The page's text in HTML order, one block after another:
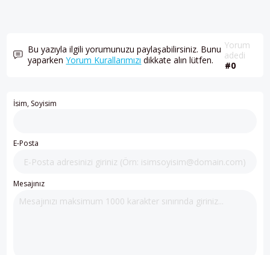
Bu yazıyla ilgili yorumunuzu paylaşabilirsiniz. Bunu
yaparkenYorum Kurallarımızı dikkate alın lütfen.
Yorum
adedi
#0
İsim, Soyisim
E-Posta
Mesajınız